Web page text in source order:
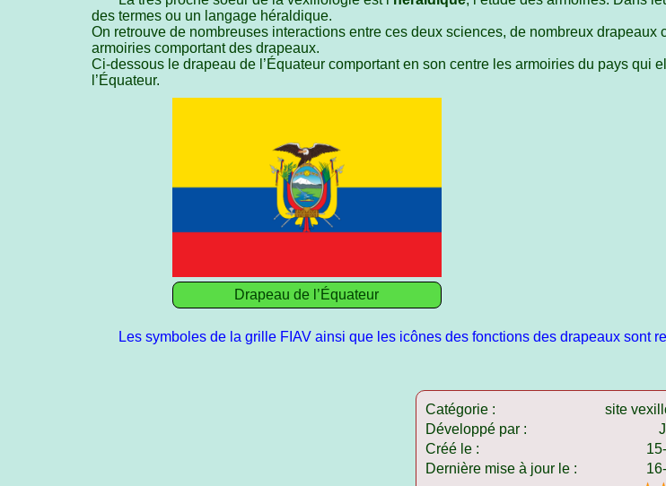
des termes ou un langage héraldique.
On retrouve de nombreuses interactions entre ces deux sciences, de nombreux drapeaux
armoiries comportant des drapeaux.
Ci-dessous le drapeau de l’Équateur comportant en son centre les armoiries du pays qui
l’Équateur.
Drapeau de l’Équateur
Les symboles de la grille FIAV ainsi que les icônes des fonctions des drapeaux sont
Catégorie :
site
Développé par :
Créé le :
Dernière mise à jour le :